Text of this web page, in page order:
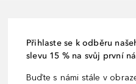
Přihlaste se k odběru
slevu 15 % na svůj první
Buďte s námi stále v